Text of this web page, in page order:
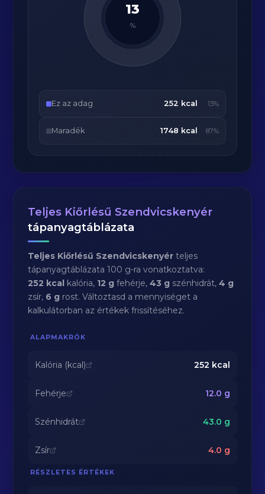
13
%
Ez az adag 252 kcal 13%
Maradék 1748 kcal 87%
Teljes Kiőrlésű Szendvicskenyér
tápanyagtáblázata
Teljes Kiőrlésű Szendvicskenyér teljes
tápanyagtáblázata 100 g-ra vonatkoztatva:
252 kcal kalória, 12 g fehérje,43 g szénhidrát,4 g
zsír, 6 g rost. Változtasd a mennyiséget a
kalkulátorban az értékek frissítéséhez.
ALAPMAKRÓK
Kalória (kcal) 252 kcal
Fehérje 12.0 g
Szénhidrát 43.0 g
Zsír 4.0 g
RÉSZLETES ÉRTÉKEK